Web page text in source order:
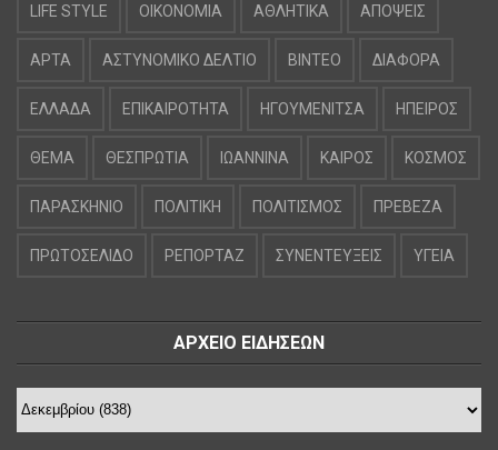
LIFE STYLE OIKONOMIA ΑΘΛΗΤΙΚΑ ΑΠΟΨΕΙΣ
ΑΡΤΑ ΑΣΤΥΝΟΜΙΚΟ ΔΕΛΤΙΟ ΒΙΝΤΕΟ ΔΙΑΦΟΡΑ
ΕΛΛΑΔΑ ΕΠΙΚΑΙΡΟΤΗΤΑ ΗΓΟΥΜΕΝΙΤΣΑ ΗΠΕΙΡΟΣ
ΘΕΜΑ ΘΕΣΠΡΩΤΙΑ ΙΩΑΝΝΙΝΑ ΚΑΙΡΟΣ ΚΟΣΜΟΣ
ΠΑΡΑΣΚΗΝΙΟ ΠΟΛΙΤΙΚΗ ΠΟΛΙΤΙΣΜΟΣ ΠΡΕΒΕΖΑ
ΠΡΩΤΟΣΕΛΙΔΟ ΡΕΠΟΡΤΑΖ ΣΥΝΕΝΤΕΥΞΕΙΣ ΥΓΕΙΑ
ΑΡΧΕΙΟ ΕΙΔΗΣΕΩΝ